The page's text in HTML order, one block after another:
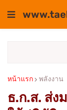
หน้าแรก พลังงาน
ธ.ก.ส. ส่